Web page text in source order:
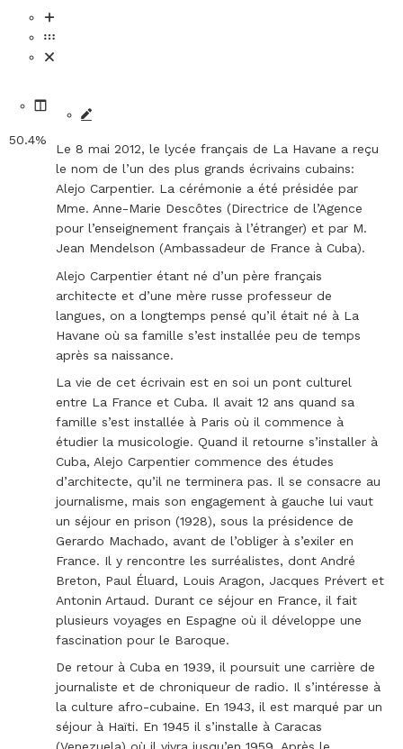
50.4%
Le 8 mai 2012, le lycée français de La Havane a reçu
le nom de l’un des plus grands écrivains cubains:
Alejo Carpentier. La cérémonie a été présidée par
Mme. Anne-Marie Descôtes (Directrice de l’Agence
pour l’enseignement français à l’étranger) et par M.
Jean Mendelson (Ambassadeur de France à Cuba).
Alejo Carpentier étant né d’un père français
architecte et d’une mère russe professeur de
langues, on a longtemps pensé qu’il était né à La
Havane où sa famille s’est installée peu de temps
après sa naissance.
La vie de cet écrivain est en soi un pont culturel
entre La France et Cuba. Il avait 12 ans quand sa
famille s’est installée à Paris où il commence à
étudier la musicologie. Quand il retourne s’installer à
Cuba, Alejo Carpentier commence des études
d’architecte, qu’il ne terminera pas. Il se consacre au
journalisme, mais son engagement à gauche lui vaut
un séjour en prison (1928), sous la présidence de
Gerardo Machado, avant de l’obliger à s’exiler en
France. Il y rencontre les surréalistes, dont André
Breton, Paul Éluard, Louis Aragon, Jacques Prévert et
Antonin Artaud. Durant ce séjour en France, il fait
plusieurs voyages en Espagne où il développe une
fascination pour le Baroque.
De retour à Cuba en 1939, il poursuit une carrière de
journaliste et de chroniqueur de radio. Il s’intéresse à
la culture afro-cubaine. En 1943, il est marqué par un
séjour à Haïti. En 1945 il s’installe à Caracas